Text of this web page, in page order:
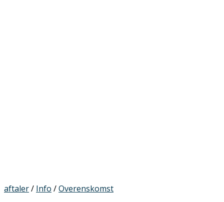
aftaler/ Info /Overenskomst